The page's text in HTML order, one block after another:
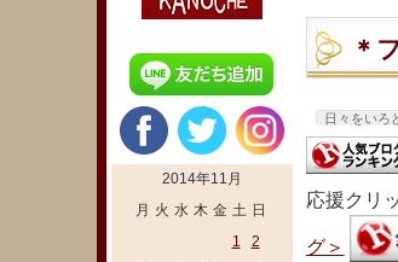
＊
日々をいろ
応援クリ
グ＞
2014年11月
月 火 水 木 金 土 日
1
2